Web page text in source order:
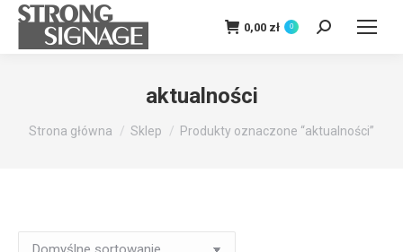
0,00 zł 0 Szukaj:
aktualności
Jesteś tutaj:
Strona główna Sklep Produkty oznaczone “aktualności”